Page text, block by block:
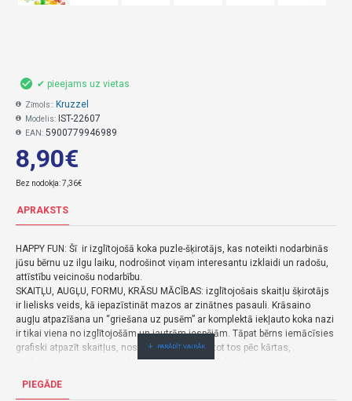
8,90€
Bez nodokļa: 7,36€
✔ pieejams uz vietas
Zīmols:: Kruzzel
Modelis: IST-22607
EAN: 5900779946989
APRAKSTS
HAPPY FUN: Šī ir izglītojošā koka puzle-šķirotājs, kas noteikti nodarbinās
jūsu bērnu uz ilgu laiku, nodrošinot viņam interesantu izklaidi un radošu,
attīstību veicinošu nodarbību.
SKAITĻU, AUGĻU, FORMU, KRĀSU MĀCĪBAS: izglītojošais skaitļu šķirotājs
ir lielisks veids, kā iepazīstināt mazos ar zinātnes pasauli. Krāsaino
augļu atpazīšana un “griešana uz pusēm” ar komplektā iekļauto koka nazi
ir tikai viena no izglītojošām un jautrām iespējām. Tāpat bērns iemācīsies
grafiski atpazīt skaitļus, nosaukt tos un sakārtot tos pēc kārtas,
paplašinās zināšanas par krāsām un formām.Koka skaitļu šķirotājs ir
koordināciju un motoriku. Šī rotaļlieta māca bērniem loģisko domāšanu,
PIEGĀDE